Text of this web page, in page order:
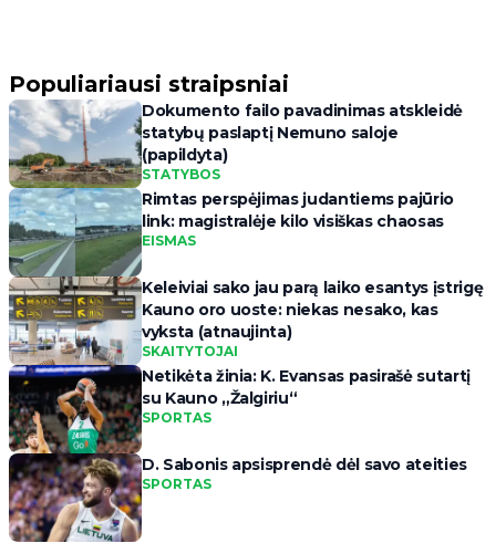
Populiariausi straipsniai
Dokumento failo pavadinimas atskleidė
statybų paslaptį Nemuno saloje
(papildyta)
STATYBOS
Rimtas perspėjimas judantiems pajūrio
link: magistralėje kilo visiškas chaosas
EISMAS
Keleiviai sako jau parą laiko esantys įstrigę
Kauno oro uoste: niekas nesako, kas
vyksta (atnaujinta)
SKAITYTOJAI
Netikėta žinia: K. Evansas pasirašė sutartį
su Kauno „Žalgiriu“
SPORTAS
D. Sabonis apsisprendė dėl savo ateities
SPORTAS